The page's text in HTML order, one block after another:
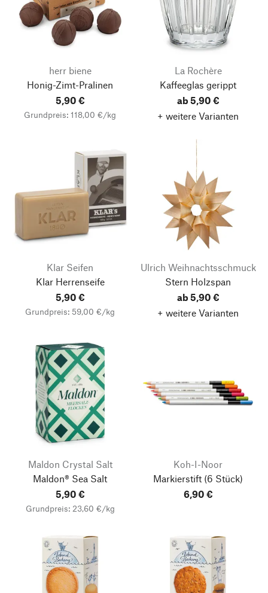
herr biene
Honig-Zimt-Pralinen
5,90 €
Grundpreis: 118,00 €/kg
La Rochère
Kaffeeglas gerippt
ab 5,90 €
+ weitere Varianten
Klar Seifen
Klar Herrenseife
5,90 €
Grundpreis: 59,00 €/kg
Ulrich Weihnachtsschmuck
Stern Holzspan
ab 5,90 €
+ weitere Varianten
Maldon Crystal Salt
Maldon® Sea Salt
5,90 €
Grundpreis: 23,60 €/kg
Koh-I-Noor
Markierstift (6 Stück)
6,90 €